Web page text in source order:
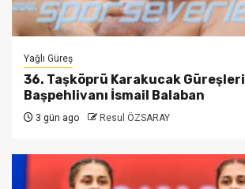
Yağlı Güreş
36. Taşköprü Karakucak Güreşleri
Başpehlivanı İsmail Balaban
3 gün ago Resul ÖZSARAY